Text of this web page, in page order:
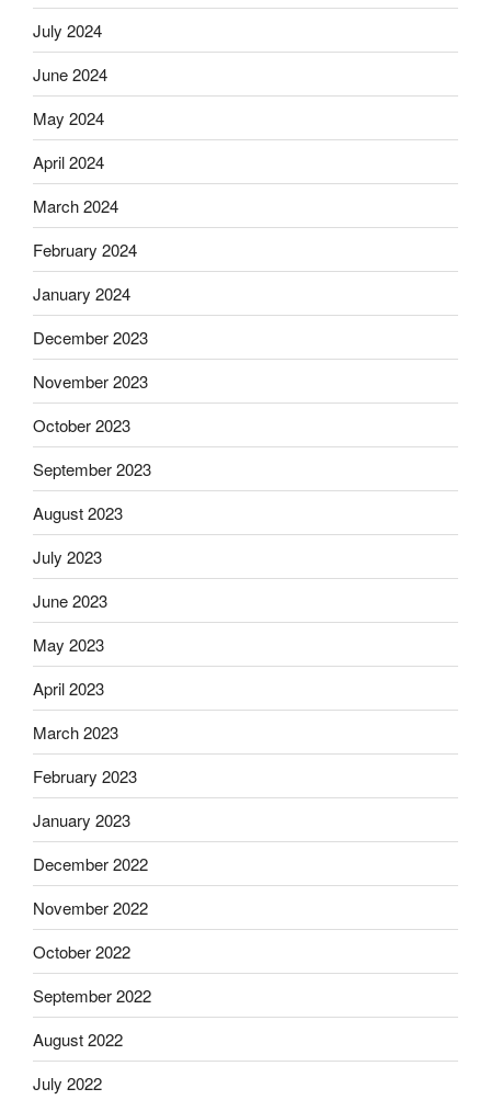
July 2024
June 2024
May 2024
April 2024
March 2024
February 2024
January 2024
December 2023
November 2023
October 2023
September 2023
August 2023
July 2023
June 2023
May 2023
April 2023
March 2023
February 2023
January 2023
December 2022
November 2022
October 2022
September 2022
August 2022
July 2022